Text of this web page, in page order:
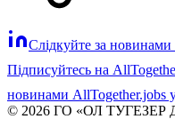
Слідкуйте за
Підписуйтесь на
новинами AllTogether.jobs
© 2026 ГО «ОЛ ТУГЕЗЕР